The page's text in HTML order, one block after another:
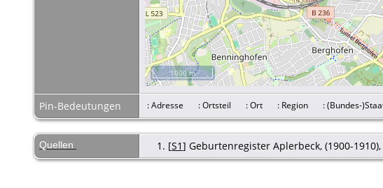
1000 m
Pin-Bedeutungen : Adresse : Ortsteil : Ort : Region : (Bundes-
Quellen [S1] Geburtenregister Aplerbeck, (1900-